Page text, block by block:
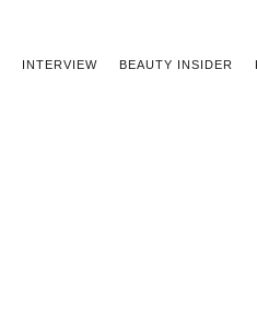
INTERVIEW BEAUTY INSIDER